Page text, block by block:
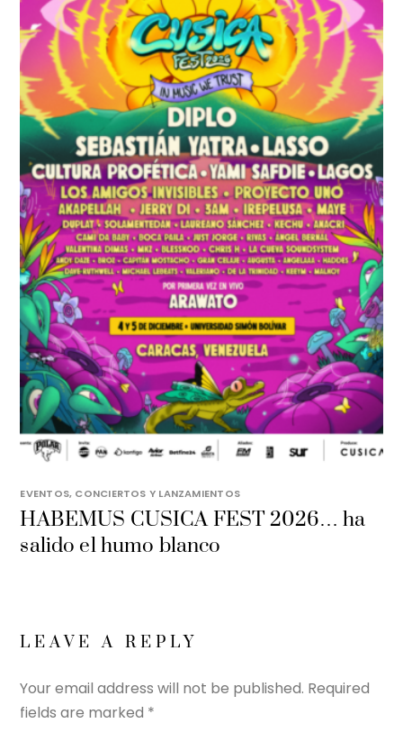
EVENTOS, CONCIERTOS Y LANZAMIENTOS
HABEMUS CUSICA FEST 2026… ha
salido el humo blanco
LEAVE A REPLY
Your email address will not be published. Required
fields are marked *